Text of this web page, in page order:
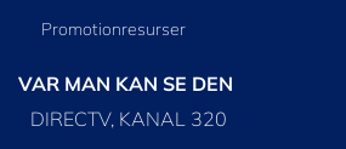
Promotionresurser
VAR MAN KAN SE DEN
DIRECTV, KANAL 320